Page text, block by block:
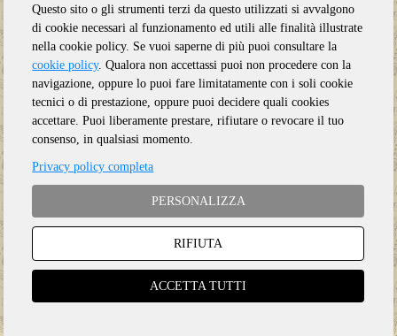
Genere:Ristampa
Etichetta:
Anno:2024
2 Vinile
Aggiungi al carrello
Questo sito o gli strumenti terzi da questo utilizzati si avvalgono
di cookie necessari al funzionamento ed utili alle finalità illustrate
nella cookie policy. Se vuoi saperne di più puoi consultare la
cookie policy. Qualora non accettassi puoi non procedere con la
navigazione, oppure lo puoi fare limitatamente con i soli cookie
tecnici o di prestazione, oppure puoi decidere quali cookies
accettare. Puoi liberamente prestare, rifiutare o revocare il tuo
consenso, in qualsiasi momento.
Privacy policy completa
PERSONALIZZA
RIFIUTA
ACCETTA TUTTI